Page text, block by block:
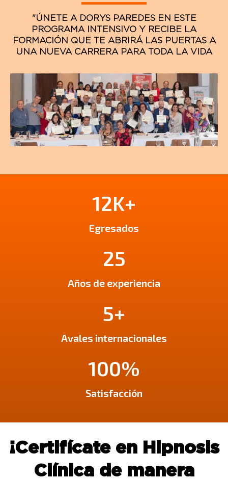
"ÚNETE A DORYS PAREDES EN ESTE
PROGRAMA INTENSIVO Y RECIBE LA
FORMACIÓN QUE TE ABRIRÁ LAS PUERTAS A
UNA NUEVA CARRERA PARA TODA LA VIDA
12K+
Egresados
25
Años de experiencia
5+
Avales internacionales
100%
Satisfacción
¡Certifícate en Hipnosis
Clínicade manera